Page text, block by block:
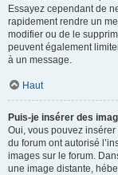
Essayez cependant de
rapidement rendre un
modifier ou de le
peuvent également
à un message.
Haut
Puis-je insérer des
Oui, vous pouvez
du forum ont autorisé
images sur le forum.
une image distante,